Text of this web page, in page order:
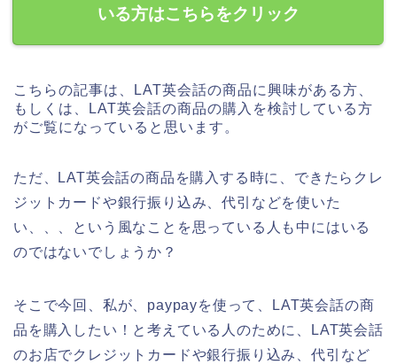
いる方はこちらをクリック
こちらの記事は、LAT英会話の商品に興味がある方、
もしくは、LAT英会話の商品の購入を検討している方
がご覧になっていると思います。
ただ、LAT英会話の商品を購入する時に、できたらクレ
ジットカードや銀行振り込み、代引などを使いた
い、、、という風なことを思っている人も中にはいる
のではないでしょうか？
そこで今回、私が、paypayを使って、LAT英会話の商
品を購入したい！と考えている人のために、LAT英会話
のお店でクレジットカードや銀行振り込み、代引など